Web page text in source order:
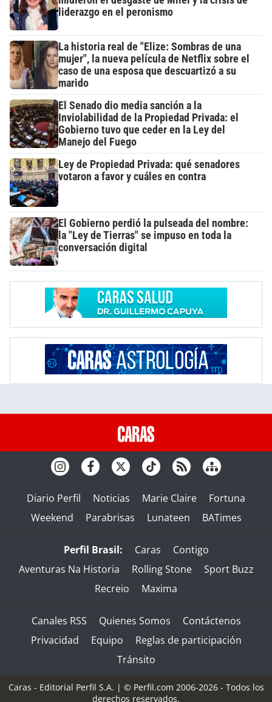
liderazgo en el peronismo
La historia real de "Elize: Sombras de una
mujer", la nueva película de Netflix sobre el
caso de una esposa que descuartizó a su
marido
El Senado dio media sanción a la
Inviolabilidad de la Propiedad Privada: el
Gobierno tuvo que ceder en la Ley del
Manejo del Fuego
Ley de Propiedad Privada: qué senadores
votaron a favor y cuáles en contra
El Gobierno perdió la pulseada del nombre:
la "Ley de Tierras" se impuso en toda la
conversación digital
Diario Perfil Noticias Marie Claire
Fortuna
Weekend
Parabrisas Lunateen BATimes
Perfil Brasil: Caras
Contigo
Aventuras Na Historia
Rolling Stone
Sport Buzz
Recreio
Maxima
Canales RSS Quienes Somos
Contáctenos
Privacidad
Equipo
Reglas de participación
Tránsito
Caras - Editorial Perfil S.A. | © Perfil.com 2006-2026 - Todos los
derechos reservados.